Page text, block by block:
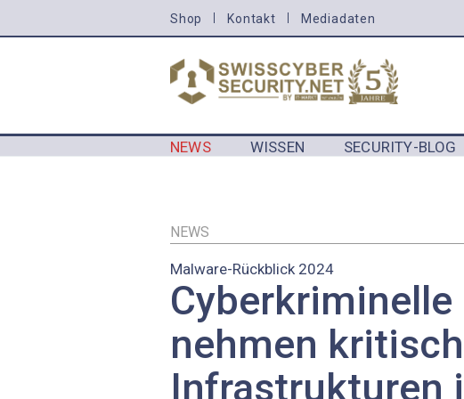
zum
MENU
Shop Kontakt Mediadaten
NEWS WISSEN SECURITY-BLOG
NEWS
Malware-Rückblick 2024
Cyberkriminelle
nehmen
Infrastrukturen